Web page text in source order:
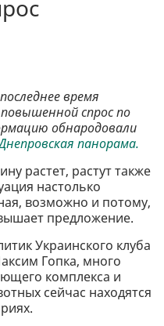
время
спрос по
обнародовали
панорама.
растет, растут также
настолько
возможно и потому,
предложение.
Украинского клуба
Гопка, много
комплекса и
сейчас находятся